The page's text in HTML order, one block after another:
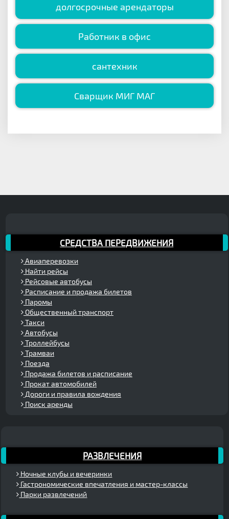
долгосрочные арендаторы
Работник в офис
сантехник
Сварщик МИГ МАГ
СРЕДСТВА ПЕРЕДВИЖЕНИЯ
Авиаперевозки
Найти рейсы
Рейсовые автобусы
Расписание и продажа билетов
Паромы
Общественный транспорт
Такси
Автобусы
Троллейбусы
Трамваи
Поезда
Продажа билетов и расписание
Прокат автомобилей
Дороги и правила вождения
Поиск аренды
РАЗВЛЕЧЕНИЯ
Ночные клубы и вечеринки
Гастрономические впечатления и мастер-классы
Парки развлечений